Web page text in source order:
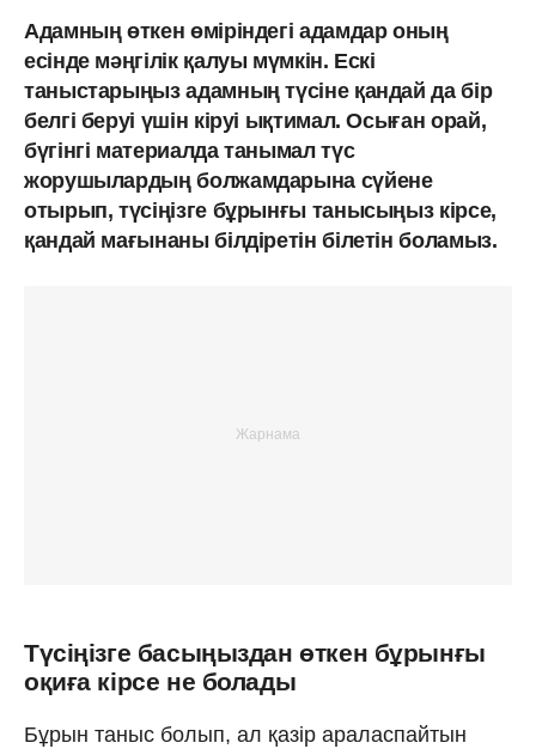
Адамның өткен өміріндегі адамдар оның
есінде мәңгілік қалуы мүмкін. Ескі
таныстарыңыз адамның түсіне қандай да бір
белгі беруі үшін кіруі ықтимал. Осыған орай,
бүгінгі материалда танымал түс
жорушылардың болжамдарына сүйене
отырып, түсіңізге бұрынғы танысыңыз кірсе,
қандай мағынаны білдіретін білетін боламыз.
Түсіңізге басыңыздан өткен бұрынғы
оқиға кірсе не болады
Бұрын таныс болып, ал қазір араласпайтын